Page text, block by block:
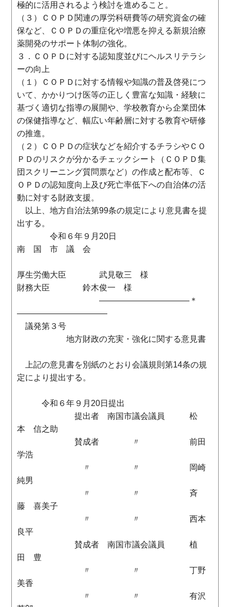
極的に活用されるよう検討を進めること。
（３）ＣＯＰＤ関連の厚労科研費等の研究資金の確
保など、ＣＯＰＤの重症化や増悪を抑える新規治療
薬開発のサポート体制の強化。
３．ＣＯＰＤに対する認知度並びにヘルスリテラシ
ーの向上
（１）ＣＯＰＤに対する情報や知識の普及啓発につ
いて、かかりつけ医等の正しく豊富な知識・経験に
基づく適切な指導の展開や、学校教育から企業団体
の保健指導など、幅広い年齢層に対する教育や研修
の推進。
（２）ＣＯＰＤの症状などを紹介するチラシやＣＯ
ＰＤのリスクが分かるチェックシート（ＣＯＰＤ集
団スクリーニング質問票など）の作成と配布等、Ｃ
ＯＰＤの認知度向上及び死亡率低下への自治体の活
動に対する財政支援。
以上、地方自治法第99条の規定により意見書を提
出する。
令和６年９月20日
南 国 市 議 会
厚生労働大臣 武見敬三 様
財務大臣 鈴木俊一 様
―――――――――――＊
―――――――――――
議発第３号
地方財政の充実・強化に関する意見書
上記の意見書を別紙のとおり会議規則第14条の規
定により提出する。
令和６年９月20日提出
提出者 南国市議会議員 松
本 信之助
賛成者 〃 前田
学浩
〃 〃 岡崎
純男
〃 〃 斉
藤 喜美子
〃 〃 西本
良平
賛成者 南国市議会議員 植
田 豊
〃 〃 丁野
美香
〃 〃 有沢